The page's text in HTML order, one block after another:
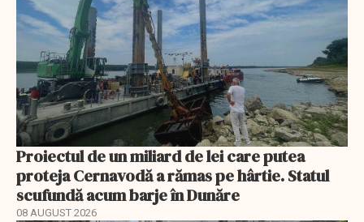
Proiectul de un miliard de lei care putea
proteja Cernavodă a rămas pe hârtie. Statul
scufundă acum barje în Dunăre
08 AUGUST 2026